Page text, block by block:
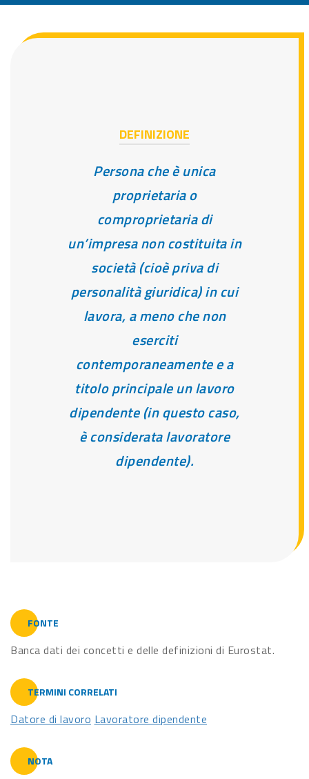
DEFINIZIONE
Persona che è unica
proprietaria o
comproprietaria di
un’impresa non costituita in
società (cioè priva di
personalità giuridica) in cui
lavora, a meno che non
eserciti
contemporaneamente e a
titolo principale un lavoro
dipendente (in questo caso,
è considerata lavoratore
dipendente).
FONTE
Banca dati dei concetti e delle definizioni di Eurostat.
TERMINI CORRELATI
Datore di lavoro Lavoratore dipendente
NOTA